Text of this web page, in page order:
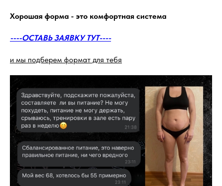
Хорошая форма - это комфортная система
----ОСТАВЬ ЗАЯВКУ ТУТ----
и мы подберем формат для тебя